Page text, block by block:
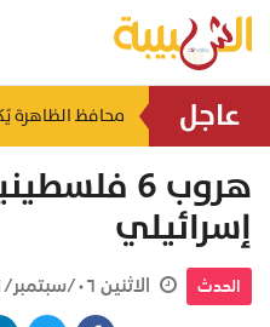
عاجل
منذ ١٨ ساعة
هروب 6
إسرائيلي
الحدث الاثنين ٠٦/سبتمبر/٢٠٢١ ١٢:٤٣ م